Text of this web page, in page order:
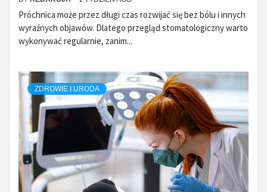
Próchnica może przez długi czas rozwijać się bez bólu i innych
wyraźnych objawów. Dlatego przegląd stomatologiczny warto
wykonywać regularnie, zanim...
ZDROWIE I URODA